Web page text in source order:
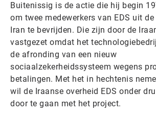
Buitenissig is de actie die hij begin
om twee medewerkers van EDS uit
Iran te bevrijden. Die zijn door de
vastgezet omdat het
de afronding van een nieuw
sociaalzekerheidssysteem wegens
betalingen. Met het in hechtenis
wil de Iraanse overheid EDS onder
door te gaan met het project.